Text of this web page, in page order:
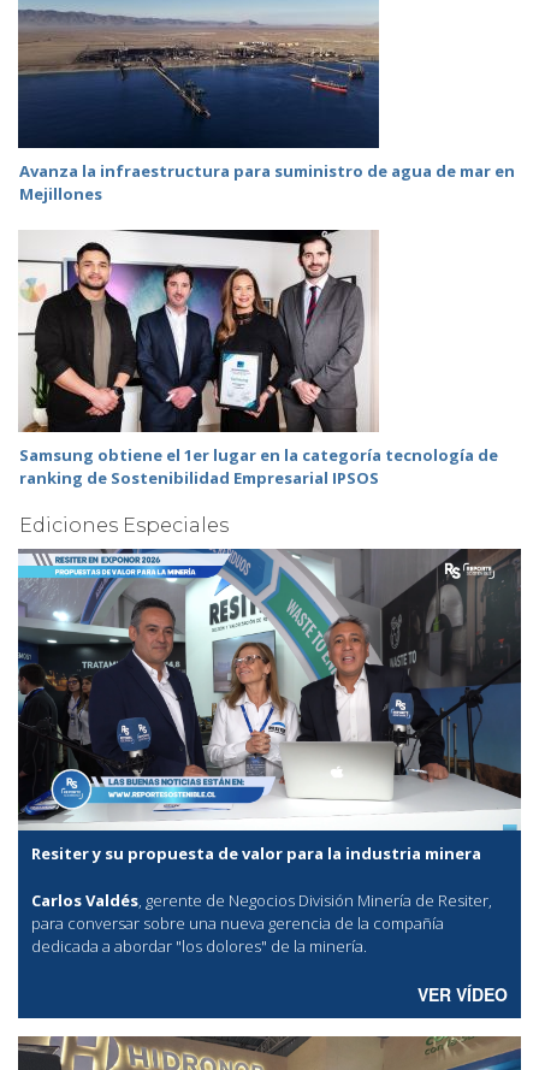
Avanza la infraestructura para suministro de agua de mar en
Mejillones
Samsung obtiene el 1er lugar en la categoría tecnología de
ranking de Sostenibilidad Empresarial IPSOS
Ediciones Especiales
Resiter y su propuesta de valor para la industria minera
Carlos Valdés, gerente de Negocios División Minería de Resiter,
para conversar sobre una nueva gerencia de la compañía
dedicada a abordar "los dolores" de la minería.
VER VÍDEO